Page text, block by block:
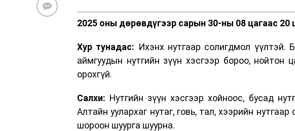
2025 оны дөрөвдүгээр сарын 30-ны 08 цагаас 20
Хур тунадас: Ихэнх нутгаар солигдмол үүлтэй.
аймгуудын нутгийн зүүн хэсгээр бороо, нойтон
орохгүй.
Салхи: Нутгийн зүүн хэсгээр хойноос, бусад
Алтайн уулархаг нутаг, говь, тал, хээрийн
шороон шуурга шуурна.